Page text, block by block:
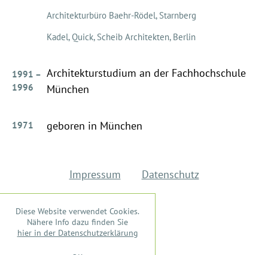
Architekturbüro Baehr-Rödel, Starnberg
Kadel, Quick, Scheib Architekten, Berlin
1991 –
1996
Architekturstudium an der Fachhochschule
München
1971 geboren in München
Impressum Datenschutz
Diese Website verwendet Cookies.
Nähere Info dazu finden Sie
hier in der Datenschutzerklärung